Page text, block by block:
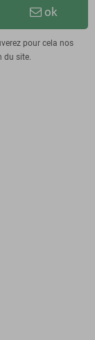
ok
pour cela nos
site.